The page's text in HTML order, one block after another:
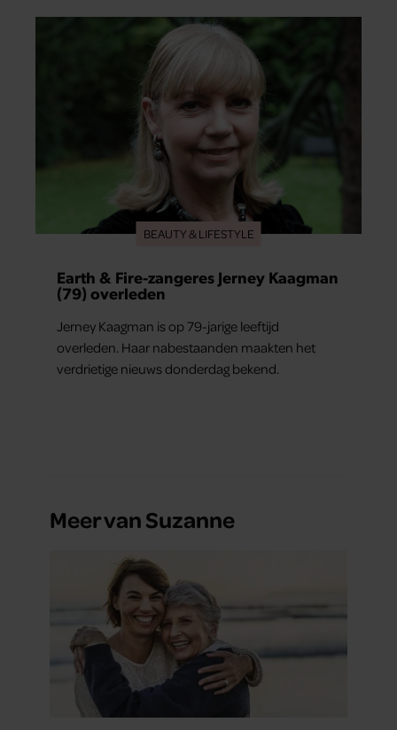
ze samen onder de mensen zijn.
BEAUTY & LIFESTYLE
Earth & Fire-zangeres Jerney Kaagman
(79) overleden
Jerney Kaagman is op 79-jarige leeftijd
overleden. Haar nabestaanden maakten het
verdrietige nieuws donderdag bekend.
Meer van Suzanne